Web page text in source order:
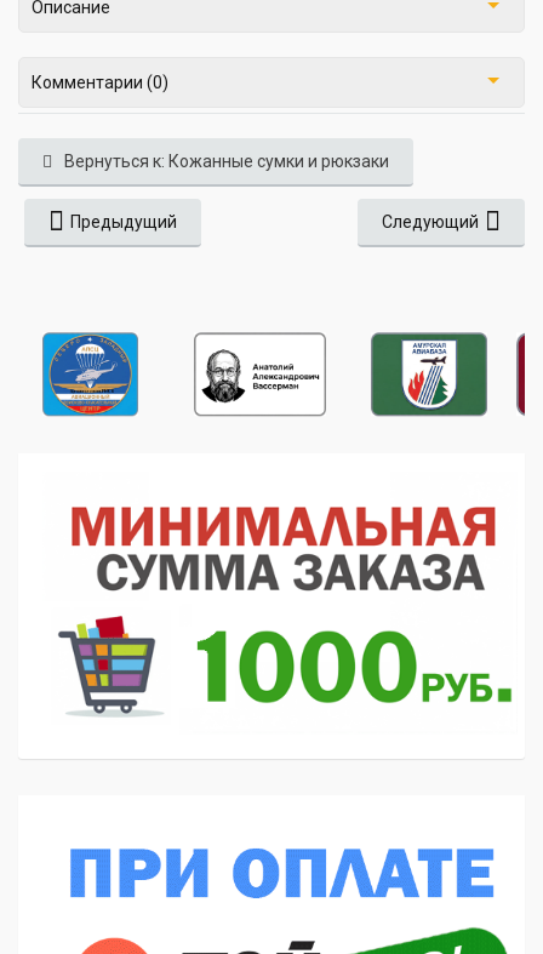
Описание
Комментарии (0)
Вернуться к: Кожанные сумки и рюкзаки
Предыдущий Следующий